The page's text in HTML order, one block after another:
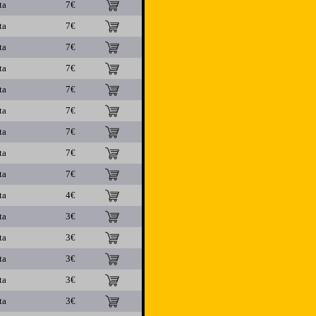
7€
7€
7€
7€
7€
7€
7€
7€
7€
4€
3€
3€
3€
3€
3€